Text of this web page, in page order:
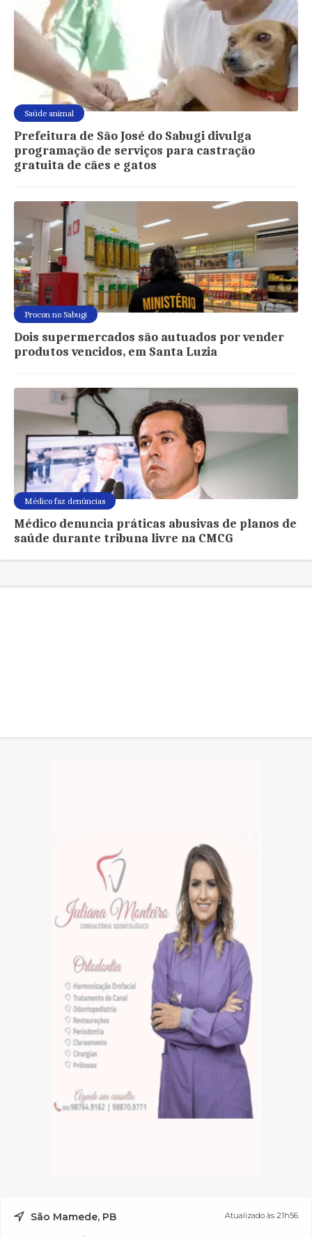
Saúde animal
Prefeitura de São José do Sabugi divulga
programação de serviços para castração
gratuita de cães e gatos
Procon no Sabugi
Dois supermercados são autuados por vender
produtos vencidos, em Santa Luzia
Médico faz denúncias
Médico denuncia práticas abusivas de planos de
saúde durante tribuna livre na CMCG
São Mamede, PB Atualizado às 21h56